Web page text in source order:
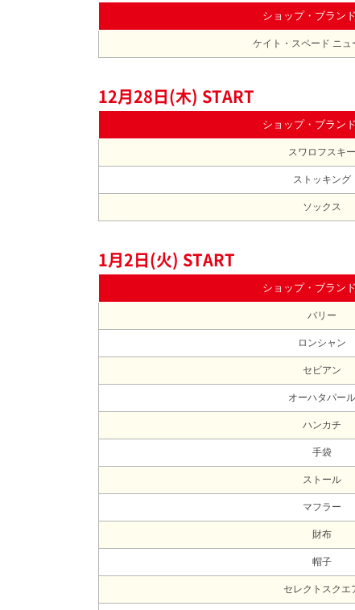
ショップ・ブラン
ケイト・スペード ニュ
12月28日(木) START
ショップ・ブラン
スワロフスキー
ストッキング
ソックス
1月2日(火) START
ショップ・ブラン
バリー
ロンシャン
セビアン
オーハタパール
ハンカチ
手袋
ストール
マフラー
財布
帽子
セレクトスクエ